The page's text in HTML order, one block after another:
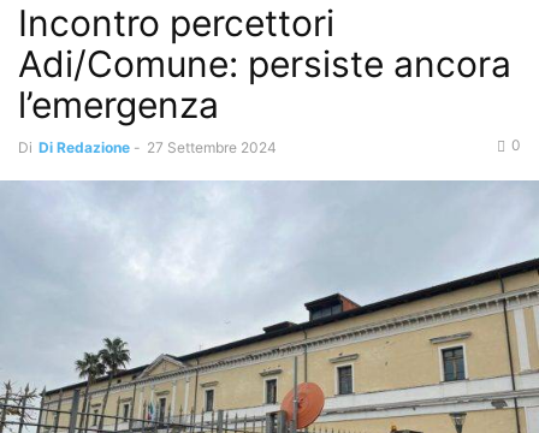
Incontro percettori
Adi/Comune: persiste ancora
l’emergenza
Di Di Redazione - 27 Settembre 2024 0